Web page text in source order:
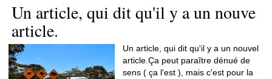
Un article, qui dit qu'il y a un nouve
article.
Un article, qui dit qu'il y a un nouvel
article.Ça peut paraître dénué de
sens ( ça l'est ), mais c'est pour la